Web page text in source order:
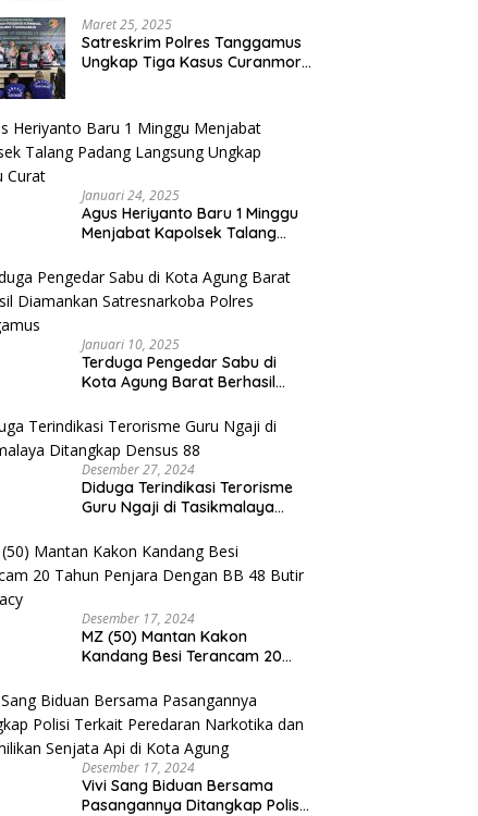
Maret 25, 2025
Satreskrim Polres Tanggamus
Ungkap Tiga Kasus Curanmor,
Januari 24, 2025
Agus Heriyanto Baru 1 Minggu
Menjabat Kapolsek Talang
Pelaku Curat
Januari 10, 2025
Terduga Pengedar Sabu di
Kota Agung Barat Berhasil
Polres Tanggamus
Desember 27, 2024
Diduga Terindikasi Terorisme
Guru Ngaji di Tasikmalaya
Desember 17, 2024
MZ (50) Mantan Kakon
Kandang Besi Terancam 20
Butir Pil Extacy
Desember 17, 2024
Vivi Sang Biduan Bersama
Pasangannya Ditangkap Polisi